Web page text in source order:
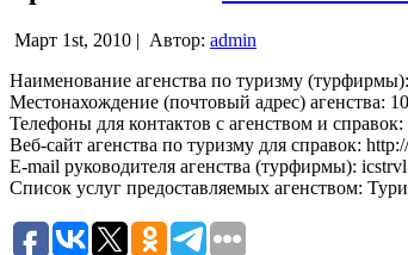
Март 1st, 2010 | Автор: admin
Наименование агенства по туризму
Местонахождение (почтовый адрес) агенства:
Телефоны для контактов с агенством и
Веб-сайт агенства по туризму для справок:
E-mail руководителя агенства (турфирмы):
Список услуг предоставляемых агенством: